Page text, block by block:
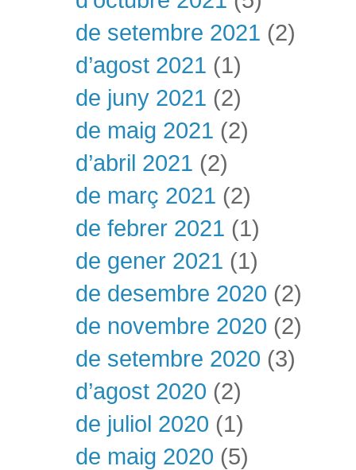
de setembre 2021 (2)
d’agost 2021 (1)
de juny 2021 (2)
de maig 2021 (2)
d’abril 2021 (2)
de març 2021 (2)
de febrer 2021 (1)
de gener 2021 (1)
de desembre 2020 (2)
de novembre 2020 (2)
de setembre 2020 (3)
d’agost 2020 (2)
de juliol 2020 (1)
de maig 2020 (5)